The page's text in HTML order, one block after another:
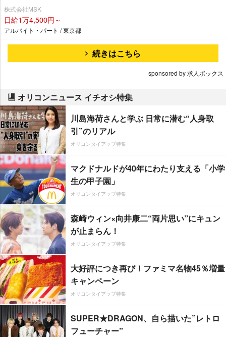
株式会社MSK
日給1万4,500円～
アルバイト・パート / 東京都
続きはこちら
sponsored by 求人ボックス
オリコンニュース イチオシ特集
川島海荷さんと学ぶ 日常に潜む“人身取
引”のリアル
オリコンタイアップ特集
マクドナルドが40年にわたり支える「小学
生の甲子園」
オリコンタイアップ特集
森崎ウィン×向井康二“両片思い”にキュン
が止まらん！
オリコンタイアップ特集
大好評につき再び！ファミマ名物45％増量
キャンペーン
オリコンタイアップ特集
SUPER★DRAGON、自ら描いた”レトロ
フューチャー”